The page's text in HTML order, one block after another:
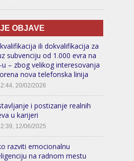
OBJAVE
ili dokvalifikacija za
subvenciju od 1.000 evra na
u – zbog velikog interesovanja
nova telefonska linija
20/02/2026
i postizanje realnih
u karijeri
12/06/2025
razviti emocionalnu
na radnom mestu